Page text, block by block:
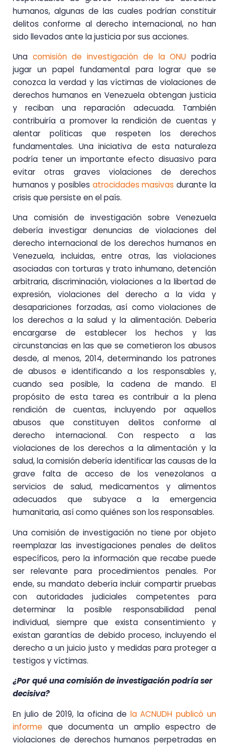
humanos, algunas de las cuales podrían constituir
delitos conforme al derecho internacional, no han
sido llevados ante la justicia por sus acciones.
Una comisión de investigación de la ONU podría
jugar un papel fundamental para lograr que se
conozca la verdad y las víctimas de violaciones de
derechos humanos en Venezuela obtengan justicia
y reciban una reparación adecuada. También
contribuiría a promover la rendición de cuentas y
alentar políticas que respeten los derechos
fundamentales. Una iniciativa de esta naturaleza
podría tener un importante efecto disuasivo para
evitar otras graves violaciones de derechos
humanos y posibles atrocidades masivas durante la
crisis que persiste en el país.
Una comisión de investigación sobre Venezuela
debería investigar denuncias de violaciones del
derecho internacional de los derechos humanos en
Venezuela, incluidas, entre otras, las violaciones
asociadas con torturas y trato inhumano, detención
arbitraria, discriminación, violaciones a la libertad de
expresión, violaciones del derecho a la vida y
desapariciones forzadas, así como violaciones de
los derechos a la salud y la alimentación. Debería
encargarse de establecer los hechos y las
circunstancias en las que se cometieron los abusos
desde, al menos, 2014, determinando los patrones
de abusos e identificando a los responsables y,
cuando sea posible, la cadena de mando. El
propósito de esta tarea es contribuir a la plena
rendición de cuentas, incluyendo por aquellos
abusos que constituyen delitos conforme al
derecho internacional. Con respecto a las
violaciones de los derechos a la alimentación y la
salud, la comisión debería identificar las causas de la
grave falta de acceso de los venezolanos a
servicios de salud, medicamentos y alimentos
adecuados que subyace a la emergencia
humanitaria, así como quiénes son los responsables.
Una comisión de investigación no tiene por objeto
reemplazar las investigaciones penales de delitos
específicos, pero la información que recabe puede
ser relevante para procedimientos penales. Por
ende, su mandato debería incluir compartir pruebas
con autoridades judiciales competentes para
determinar la posible responsabilidad penal
individual, siempre que exista consentimiento y
existan garantías de debido proceso, incluyendo el
derecho a un juicio justo y medidas para proteger a
testigos y víctimas.
¿Por qué una comisión de investigación podría ser
decisiva?
En julio de 2019, la oficina de la ACNUDH publicó un
informe que documenta un amplio espectro de
violaciones de derechos humanos perpetradas en